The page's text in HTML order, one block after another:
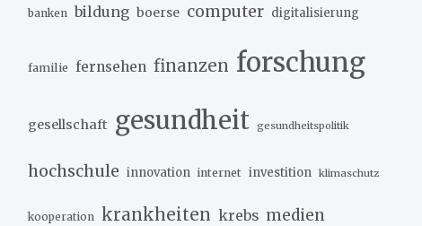
banken bildung boerse computer digitalisierung
familie fernsehen finanzen forschung
gesellschaft gesundheit gesundheitspolitik
hochschule innovation internet investition klimaschutz
kooperation krankheiten krebs medien